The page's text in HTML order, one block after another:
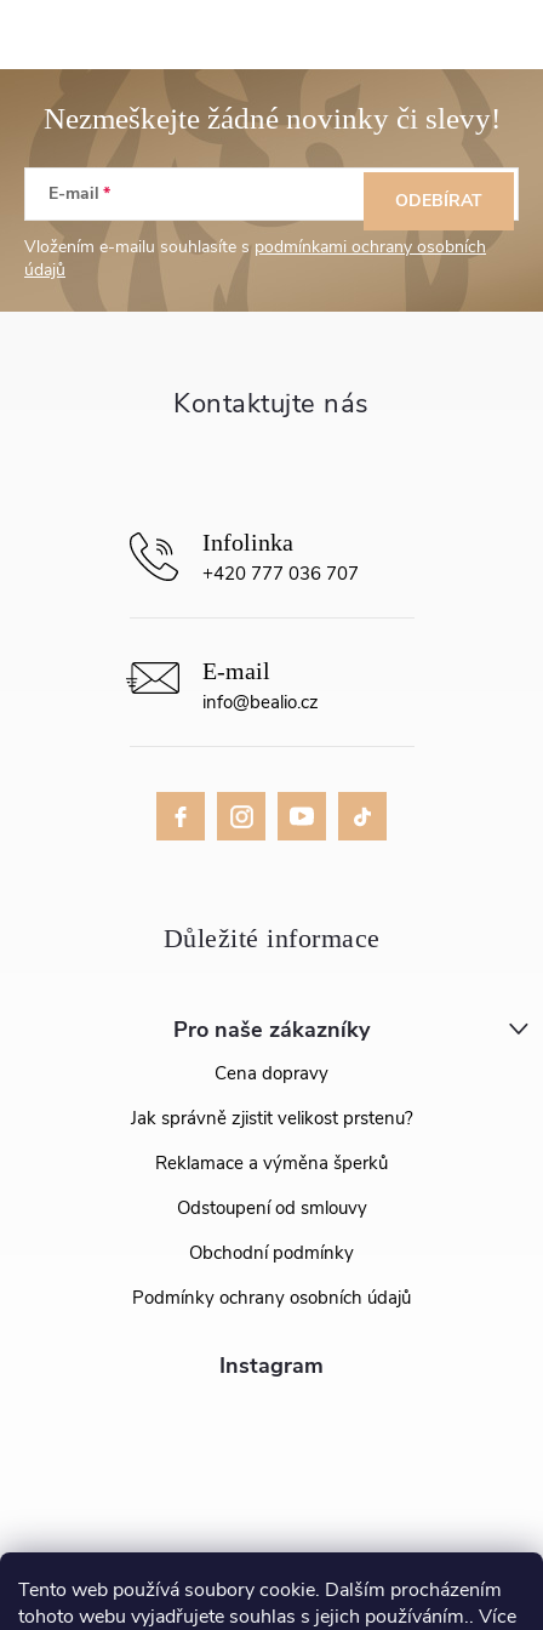
Tento web používá soubory cookie. Dalším procházením
tohoto webu vyjadřujete souhlas s jejich používáním.. Více
Z
p
E-mail
Vložením e-mailu souhlasíte s podmínkami ochrany osobních
údajů
ODEBÍRAT
Pro naše zákazníky
Cena dopravy
Jak správně zjistit velikost prstenu?
Reklamace a výměna šperků
Odstoupení od smlouvy
Obchodní podmínky
Podmínky ochrany osobních údajů
Instagram
Sledovat na Instagramu
info@bealio.cz
+420 777 036 707